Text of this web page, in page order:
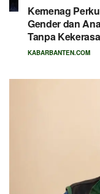
Kemenag
Gender dan
Tanpa
KABARBANTEN.COM